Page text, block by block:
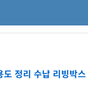
도 정리 수납 리빙박